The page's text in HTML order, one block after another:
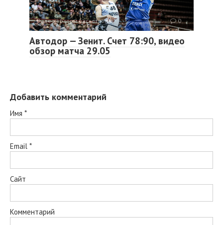
Видео обзоры баскетбола 0
Автодор — Зенит. Счет 78:90, видео
обзор матча 29.05
Добавить комментарий
Имя *
Email *
Сайт
Комментарий